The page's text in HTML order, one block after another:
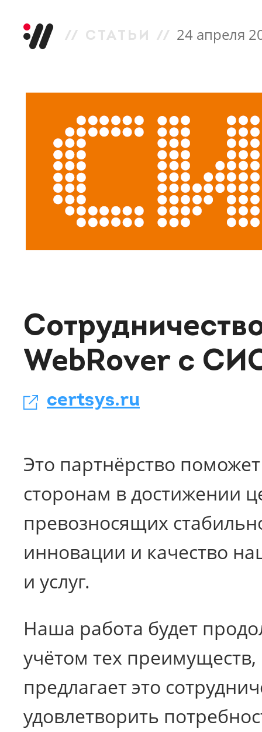
// СТАТЬИ // 24 апреля
WebRover с
certsys.ru
Это партнёрство
сторонам в достижении
превозносящих
инновации и качество
и услуг.
Наша работа будет
учётом тех
предлагает это
удовлетворить